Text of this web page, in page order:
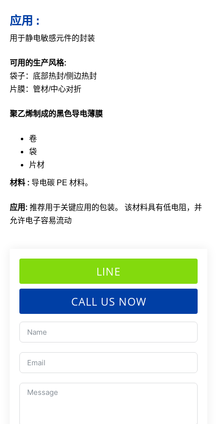
应用 :
用于静电敏感元件的封装
可用的生产风格:
袋子：底部热封/侧边热封
片膜：管材/中心对折
聚乙烯制成的黑色导电薄膜
卷
袋
片材
材料 : 导电碳 PE 材料。
应用: 推荐用于关键应用的包装。 该材料具有低电阻，并
允许电子容易流动
LINE
CALL US NOW